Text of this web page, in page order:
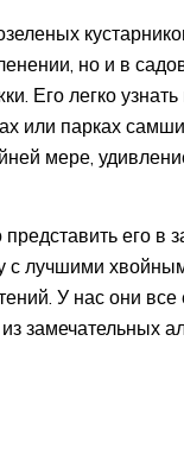
но и в
Его легко
или парках
мере,
его
с лучшими
У нас они
замечательных